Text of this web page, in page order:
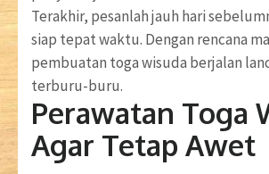
Terakhir, pesanlah jauh hari
siap tepat waktu. Dengan rencana
pembuatan toga wisuda berjalan
terburu-buru.
Perawatan Toga
Agar Tetap Awet